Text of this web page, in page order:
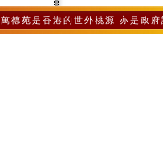
萬德苑是香港的世外桃源 亦是